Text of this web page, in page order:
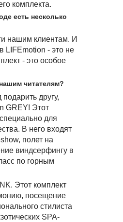
комплекта.
есть несколько
нашим клиентам. И
LIFEmotion - это не
- это особое
читателям?
другу,
GREY! Этот
для
В него входят
полет на
виндсерфингу в
по горным
Этот комплект
посещение
стилиста
SPA-